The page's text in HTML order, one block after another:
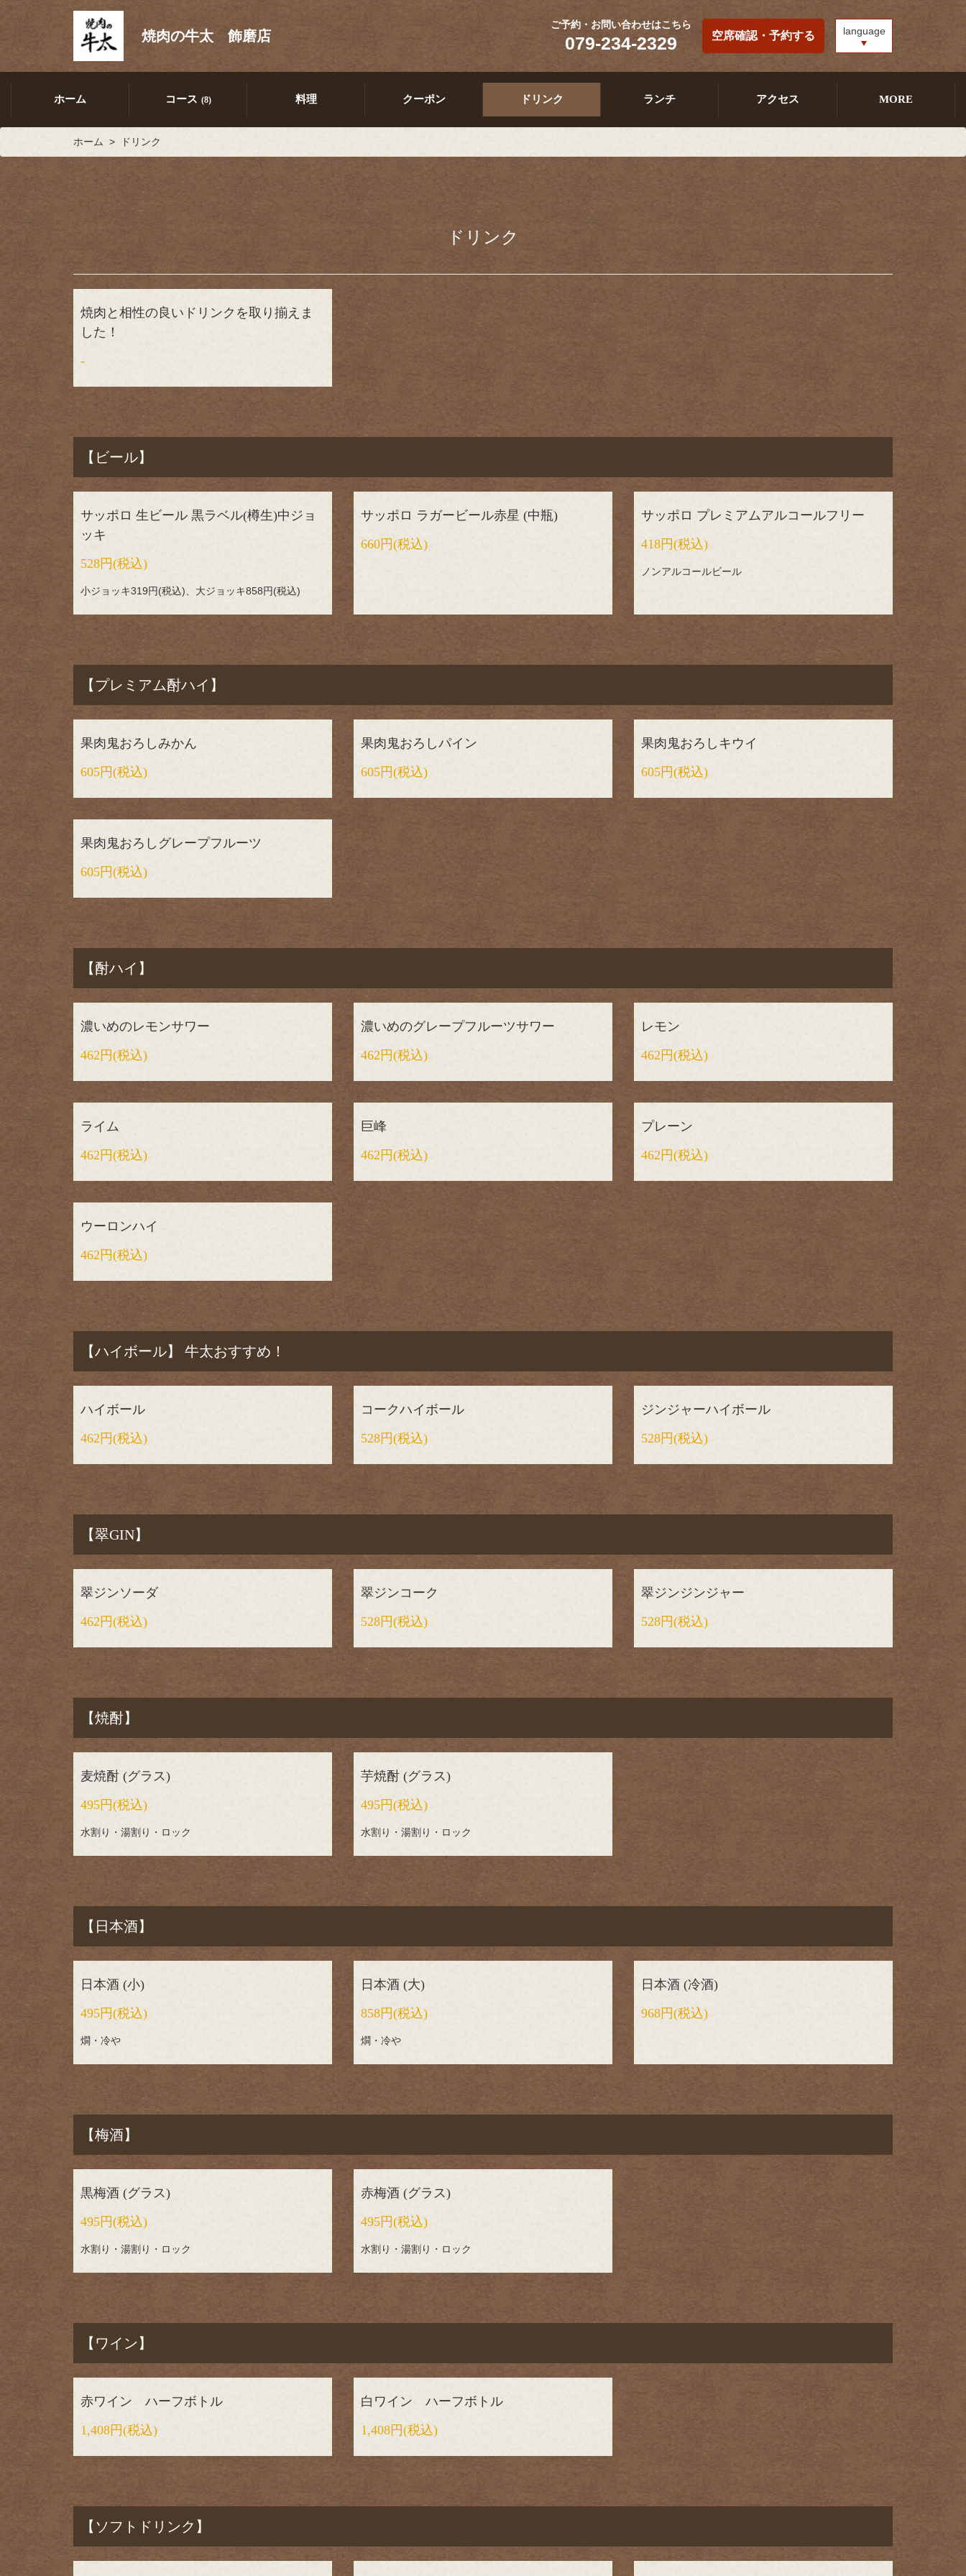
焼肉の牛太 飾磨店
ご予約・お問い合わせはこちら
079-234-2329 空席確認・予約する language
ホーム コース (8) 料理 クーポン ドリンク ランチ アクセス MORE
ホーム ドリンク
ドリンク
焼肉と相性の良いドリンクを取り揃えま
した！
-
【ビール】
サッポロ 生ビール 黒ラベル(樽生)中ジョ
ッキ
528円(税込)
小ジョッキ319円(税込)、大ジョッキ858円(税込)
サッポロ ラガービール赤星 (中瓶)
660円(税込)
サッポロ プレミアムアルコールフリー
418円(税込)
ノンアルコールビール
【プレミアム酎ハイ】
果肉鬼おろしみかん
605円(税込)
果肉鬼おろしパイン
605円(税込)
果肉鬼おろしキウイ
605円(税込)
果肉鬼おろしグレープフルーツ
605円(税込)
【酎ハイ】
濃いめのレモンサワー
462円(税込)
濃いめのグレープフルーツサワー
462円(税込)
レモン
462円(税込)
ライム
462円(税込)
巨峰
462円(税込)
プレーン
462円(税込)
ウーロンハイ
462円(税込)
【ハイボール】 牛太おすすめ！
ハイボール
462円(税込)
コークハイボール
528円(税込)
ジンジャーハイボール
528円(税込)
【翠GIN】
翠ジンソーダ
462円(税込)
翠ジンコーク
528円(税込)
翠ジンジンジャー
528円(税込)
【焼酎】
麦焼酎 (グラス)
495円(税込)
水割り・湯割り・ロック
芋焼酎 (グラス)
495円(税込)
水割り・湯割り・ロック
【日本酒】
日本酒 (小)
495円(税込)
燗・冷や
日本酒 (大)
858円(税込)
燗・冷や
日本酒 (冷酒)
968円(税込)
【梅酒】
黒梅酒 (グラス)
495円(税込)
水割り・湯割り・ロック
赤梅酒 (グラス)
495円(税込)
水割り・湯割り・ロック
【ワイン】
赤ワイン ハーフボトル
1,408円(税込)
白ワイン ハーフボトル
1,408円(税込)
【ソフトドリンク】